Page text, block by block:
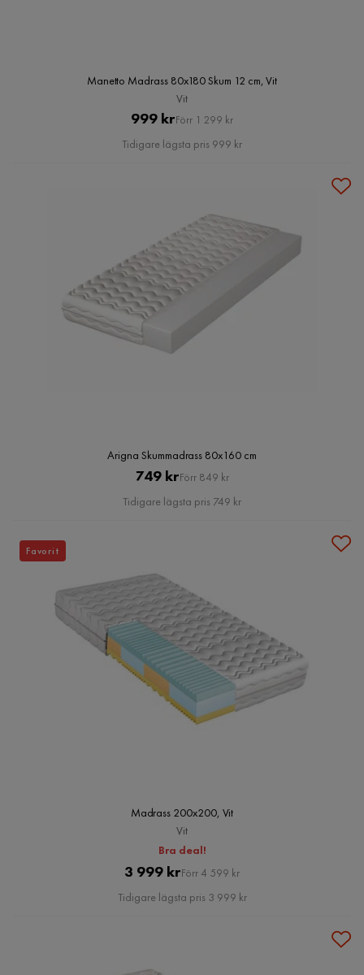
Manetto Madrass 80x180 Skum 12 cm, Vit
Vit
Pris
999 kr Original
Pris
Förr 1 299 kr
Tidigare lägsta pris 999 kr
Arigna Skummadrass 80x160 cm
Pris
749 krOriginal
Pris
Förr 849 kr
Tidigare lägsta pris 749 kr
Madrass 200x200, Vit
Vit
Bra deal!
Pris
3 999 krOriginal
Pris
Förr 4 599 kr
Tidigare lägsta pris 3 999 kr
Favorit